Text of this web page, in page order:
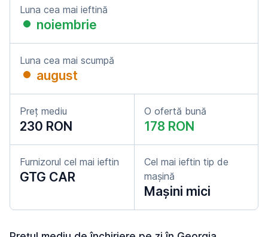
Luna cea mai ieftină
noiembrie
Luna cea mai scumpă
august
Preț mediu
230 RON
O ofertă bună
178 RON
Furnizorul cel mai ieftin
GTG CAR
Cel mai ieftin tip de
mașină
Mașini mici